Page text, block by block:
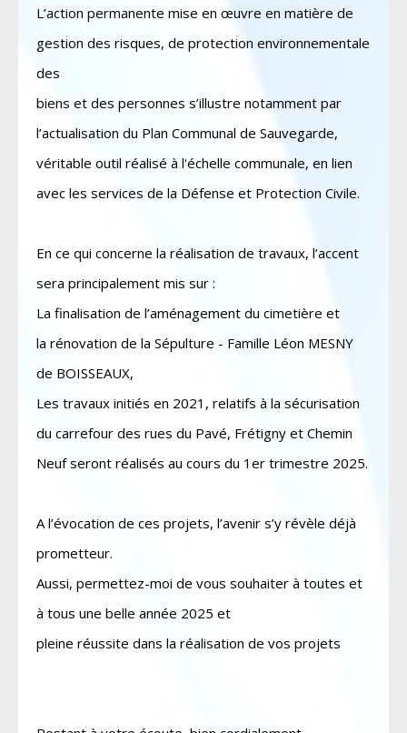
L’action permanente mise en œuvre en matière de
gestion des risques, de protection environnementale
des
biens et des personnes s’illustre notamment par
l’actualisation du Plan Communal de Sauvegarde,
véritable outil réalisé à l'échelle communale, en lien
avec les services de la Défense et Protection Civile.
En ce qui concerne la réalisation de travaux, l’accent
sera principalement mis sur :
La finalisation de l’aménagement du cimetière et
la rénovation de la Sépulture - Famille Léon MESNY
de BOISSEAUX,
Les travaux initiés en 2021, relatifs à la sécurisation
du carrefour des rues du Pavé, Frétigny et Chemin
Neuf seront réalisés au cours du 1er trimestre 2025.
A l’évocation de ces projets, l’avenir s’y révèle déjà
prometteur.
Aussi, permettez-moi de vous souhaiter à toutes et
à tous une belle année 2025 et
pleine réussite dans la réalisation de vos projets